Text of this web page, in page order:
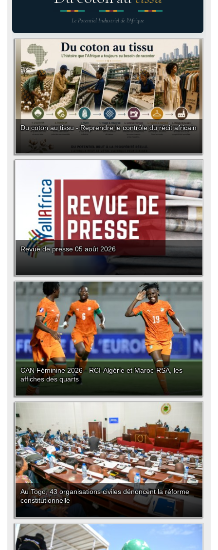
Le Potentiel Industriel de l'Afrique
Du coton au tissu - Reprendre le contrôle du récit africain
Revue de presse 05 août 2026
CAN Féminine 2026 - RCI-Algérie et Maroc-RSA, les
affiches des quarts
Au Togo, 43 organisations civiles dénoncent la réforme
constitutionnelle